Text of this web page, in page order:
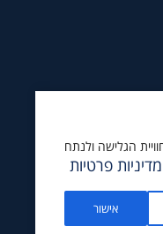
הגלישה ולנתח
מדיניות פרטיות
אישור